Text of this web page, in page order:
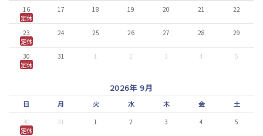
16
17 18 19 20 21
22
定休
23
24 25 26 27 28
29
定休
30
31 1 2 3 4
5
定休
2026年 9月
日 月 火 水 木 金 土
30 31 1 2 3 4
5
定休